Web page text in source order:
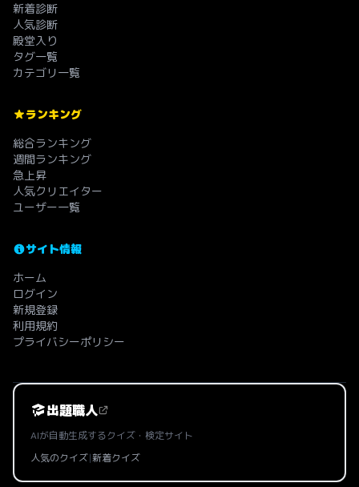
新着診断
人気診断
殿堂入り
タグ一覧
カテゴリ一覧
ランキング
総合ランキング
週間ランキング
急上昇
人気クリエイター
ユーザー一覧
サイト情報
ホーム
ログイン
新規登録
利用規約
プライバシーポリシー
出題職人
AIが自動生成するクイズ・検定サイト
人気のクイズ|新着クイズ